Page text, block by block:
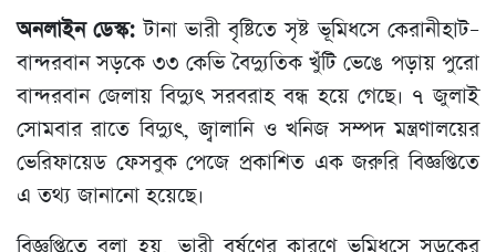
অনলাইন ডেস্ক:টানা ভারী বৃষ্টিতে সৃষ্ট ভূমিধসে কেরানীহাট–
বান্দরবান সড়কে ৩৩ কেভি বৈদ্যুতিক খুঁটি ভেঙে পড়ায় পুরো
বান্দরবান জেলায় বিদ্যুৎ সরবরাহ বন্ধ হয়ে গেছে। ৭ জুলাই
সোমবার রাতে বিদ্যুৎ, জ্বালানি ও খনিজ সম্পদ মন্ত্রণালয়ের
ভেরিফায়েড ফেসবুক পেজে প্রকাশিত এক জরুরি বিজ্ঞপ্তিতে
এ তথ্য জানানো হয়েছে।